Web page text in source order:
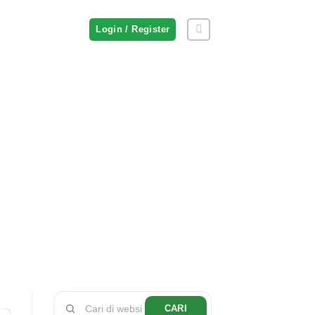
Login / Register
CARI